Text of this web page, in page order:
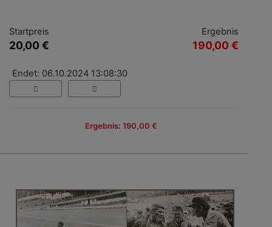
Startpreis
20,00 €
Ergebnis
190,00 €
Endet: 06.10.2024 13:08:30
Ergebnis: 190,00 €